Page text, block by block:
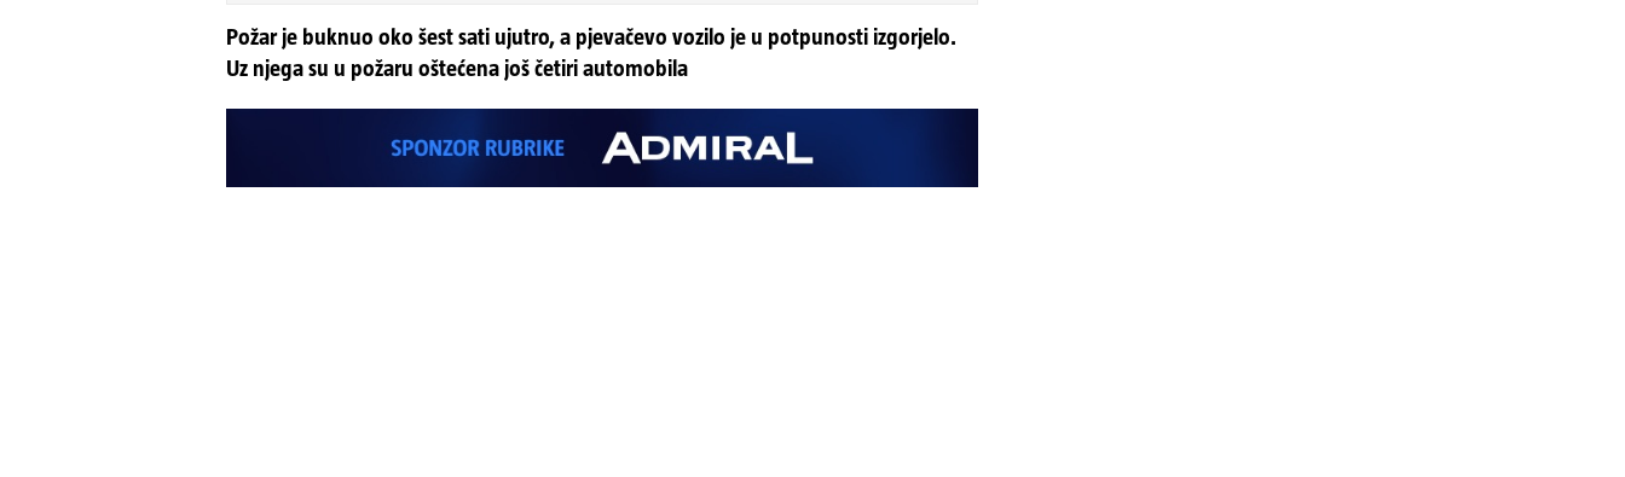
Požar je buknuo oko šest sati ujutro, a pjevačevo vozilo je u potpunosti izgorjelo.
Uz njega su u požaru oštećena još četiri automobila